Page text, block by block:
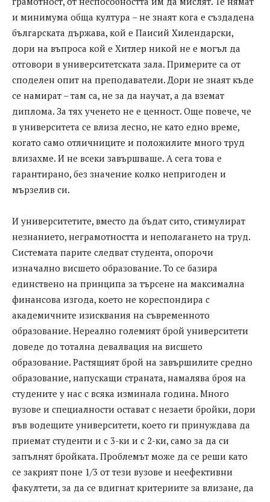
и минимума обща култура – не знаят кога е създадена
българската държава, кой е Паисий Хилендарски,
дори на въпроса кой е Хитлер никой не е могъл да
отговори в университетската зала. Примерите са от
споделен опит на преподаватели. Дори не знаят къде
се намират – там са, не за да научат, а да вземат
диплома. За тях ученето не е ценност. Още повече, че
в университета се влиза лесно, не като едно време,
когато само отличниците и положилите много труд
влизахме. И не всеки завършваше. А сега това е
гарантирано, без значение колко непригоден и
мързелив си.
И университетите, вместо да бъдат сито, стимулират
незнанието, неграмотността и неполагането на труд.
Системата парите следват студента, опорочи
изначално висшето образование. То се базира
единствено на принципа за търсене на максимална
финансова изгода, което не кореспондира с
академичните изисквания на съвременното
образование. Нереално големият брой университети
доведе до тотална девалвация на висшето
образование. Растящият брой на завършилите средно
образование, напускащи страната, намалява броя на
студените у нас с всяка изминала година. Много
вузове и специалности остават с незаети бройки, дори
във водещите университети, което ги принуждава да
приемат студенти и с 3-ки и с 2-ки, само за да си
запълнят бройката. Проблемът може да се реши като
се закрият поне 1/3 от тези вузове и неефективни
факултети, за да се вдигнат критериите за влизане, да